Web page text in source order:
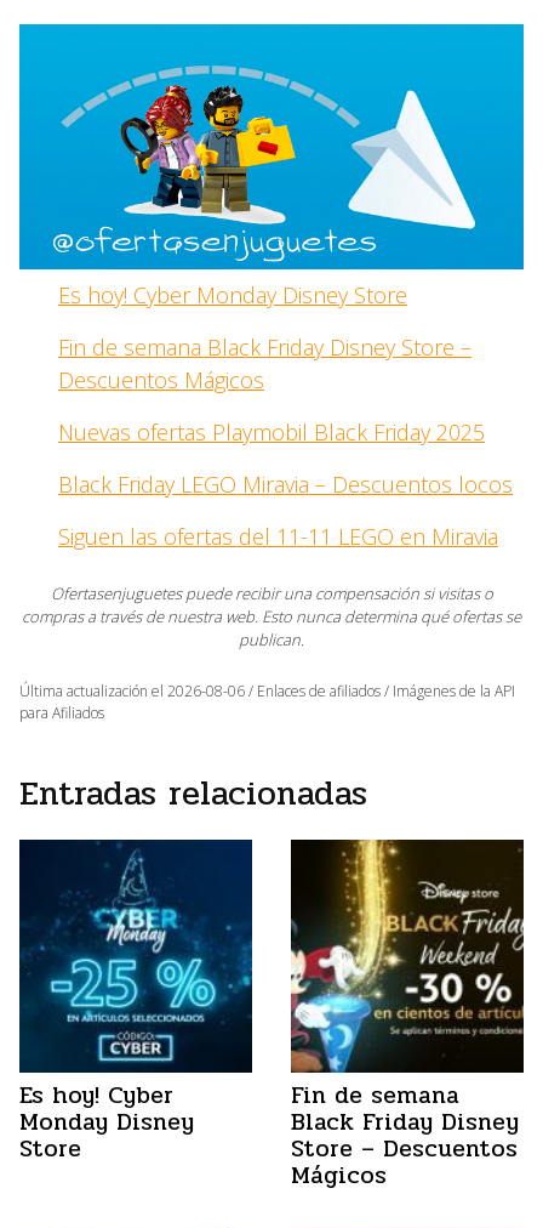
Es hoy! Cyber Monday Disney Store
Fin de semana Black Friday Disney Store –
Descuentos Mágicos
Nuevas ofertas Playmobil Black Friday 2025
Black Friday LEGO Miravia – Descuentos locos
Siguen las ofertas del 11-11 LEGO en Miravia
Ofertasenjuguetes puede recibir una compensación si visitas o
compras a través de nuestra web. Esto nunca determina qué ofertas se
publican.
Última actualización el 2026-08-06 / Enlaces de afiliados / Imágenes de la API
para Afiliados
Entradas relacionadas
Es hoy! Cyber
Monday Disney
Store
Fin de semana
Black Friday Disney
Store – Descuentos
Mágicos